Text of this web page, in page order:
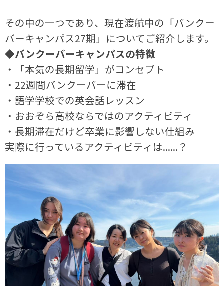
その中の一つであり、現在渡航中の「バンクー
バーキャンパス27期」についてご紹介します。
◆バンクーバーキャンパスの特徴
・「本気の長期留学」がコンセプト
・22週間バンクーバーに滞在
・語学学校での英会話レッスン
・おおぞら高校ならではのアクティビティ
・長期滞在だけど卒業に影響しない仕組み
実際に行っているアクティビティは......？